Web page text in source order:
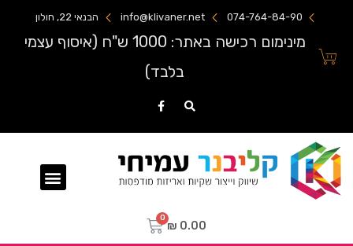
074-764-84-90
info@klivaner.net הבנאי 22, חולון
מינימום רכישה באתר: 1000 ש"ח (איסוף עצמי
בלבד)
₪ 0.00